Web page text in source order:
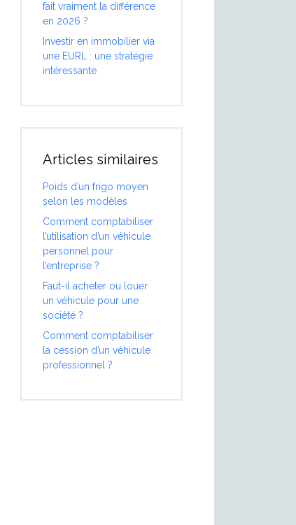
fait vraiment la différence
en 2026 ?
Investir en immobilier via
une EURL : une stratégie
intéressante
Articles similaires
Poids d’un frigo moyen
selon les modèles
Comment comptabiliser
l’utilisation d’un véhicule
personnel pour
l’entreprise ?
Faut-il acheter ou louer
un véhicule pour une
société ?
Comment comptabiliser
la cession d’un véhicule
professionnel ?